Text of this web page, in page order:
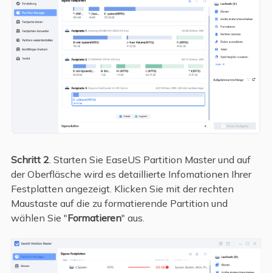
Schritt 2. Starten Sie EaseUS Partition Master und auf
der Oberfläsche wird es detaillierte Infomationen Ihrer
Festplatten angezeigt. Klicken Sie mit der rechten
Maustaste auf die zu formatierende Partition und
wählen Sie "Formatieren" aus.